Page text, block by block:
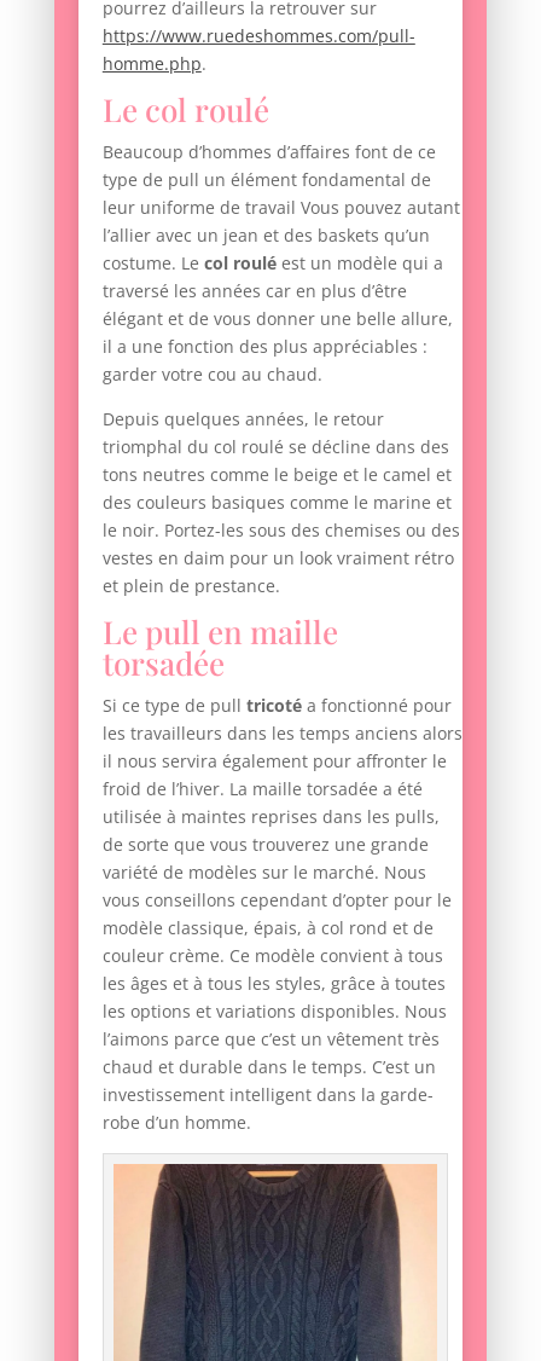
pourrez d’ailleurs la retrouver sur
https://www.ruedeshommes.com/pull-
homme.php.
Le col roulé
Beaucoup d’hommes d’affaires font de ce
type de pull un élément fondamental de
leur uniforme de travail Vous pouvez autant
l’allier avec un jean et des baskets qu’un
costume. Le col rouléest un modèle qui a
traversé les années car en plus d’être
élégant et de vous donner une belle allure,
il a une fonction des plus appréciables :
garder votre cou au chaud.
Depuis quelques années, le retour
triomphal du col roulé se décline dans des
tons neutres comme le beige et le camel et
des couleurs basiques comme le marine et
le noir. Portez-les sous des chemises ou des
vestes en daim pour un look vraiment rétro
et plein de prestance.
Le pull en maille
torsadée
Si ce type de pull tricotéa fonctionné pour
les travailleurs dans les temps anciens alors
il nous servira également pour affronter le
froid de l’hiver. La maille torsadée a été
utilisée à maintes reprises dans les pulls,
de sorte que vous trouverez une grande
variété de modèles sur le marché. Nous
vous conseillons cependant d’opter pour le
modèle classique, épais, à col rond et de
couleur crème. Ce modèle convient à tous
les âges et à tous les styles, grâce à toutes
les options et variations disponibles. Nous
l’aimons parce que c’est un vêtement très
chaud et durable dans le temps. C’est un
investissement intelligent dans la garde-
robe d’un homme.